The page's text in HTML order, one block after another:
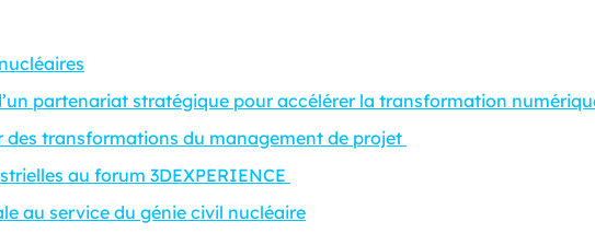
partenariat stratégique pour accélérer la transformation
transformations du management de projet
au forum 3DEXPERIENCE
au service du génie civil nucléaire